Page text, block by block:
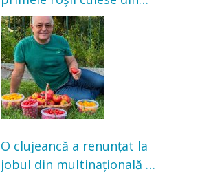
grădină: „Niciun magazin
nu poate oferi această
satisfacție”
O clujeancă a renunțat la
jobul din multinațională și